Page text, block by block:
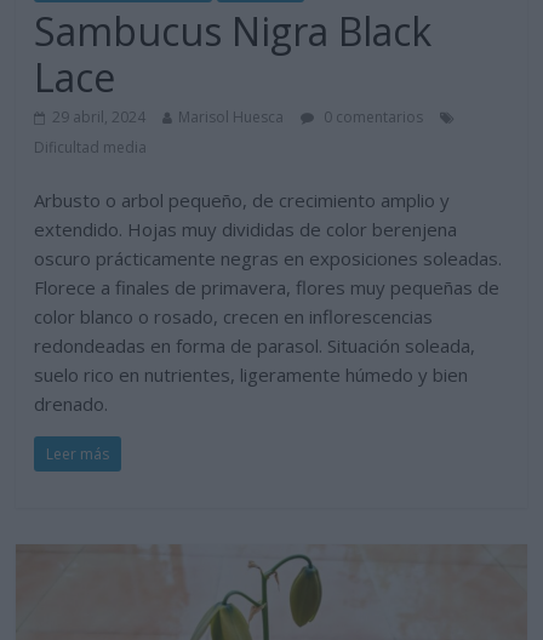
Sambucus Nigra Black
Lace
29 abril, 2024 Marisol Huesca
0 comentarios
Dificultad media
Arbusto o arbol pequeño, de crecimiento amplio y
extendido. Hojas muy divididas de color berenjena
oscuro prácticamente negras en exposiciones soleadas.
Florece a finales de primavera, flores muy pequeñas de
color blanco o rosado, crecen en inflorescencias
redondeadas en forma de parasol. Situación soleada,
suelo rico en nutrientes, ligeramente húmedo y bien
drenado.
Leer más